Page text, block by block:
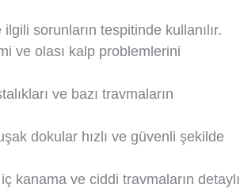
sorunların tespitinde kullanılır.
ve olası kalp problemlerini
ve bazı travmaların
dokular hızlı ve güvenli şekilde
kanama ve ciddi travmaların detaylı